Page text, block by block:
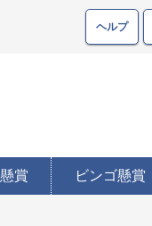
ヘルプ
賞 ビンゴ懸賞